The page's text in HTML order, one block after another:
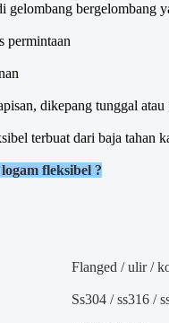
gelombang bergelombang
permintaan
dikepang tunggal atau
terbuat dari baja tahan
logam fleksibel ?
Flanged / ulir /
Ss304 / ss316 /